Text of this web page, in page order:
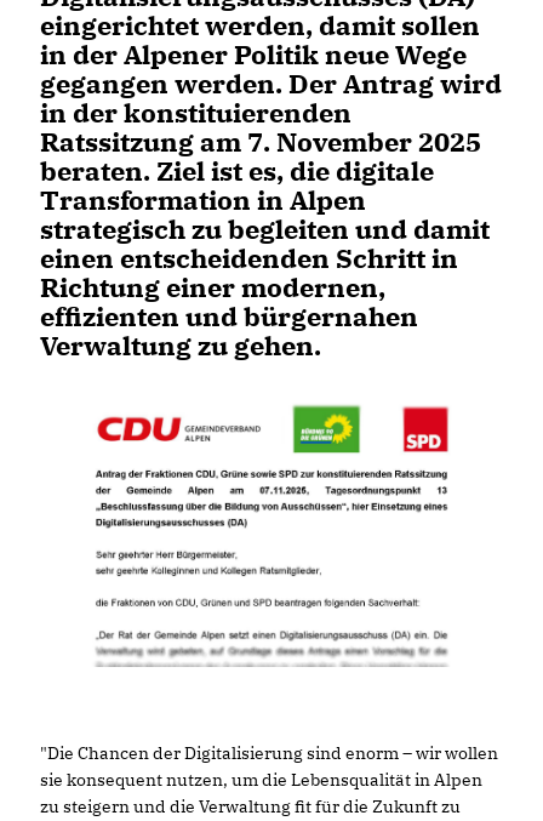
eingerichtet werden, damit sollen
in der Alpener Politik neue Wege
gegangen werden. Der Antrag wird
in der konstituierenden
Ratssitzung am 7. November 2025
beraten. Ziel ist es, die digitale
Transformation in Alpen
strategisch zu begleiten und damit
einen entscheidenden Schritt in
Richtung einer modernen,
effizienten und bürgernahen
Verwaltung zu gehen.
"Die Chancen der Digitalisierung sind enorm – wir wollen
sie konsequent nutzen, um die Lebensqualität in Alpen
zu steigern und die Verwaltung fit für die Zukunft zu